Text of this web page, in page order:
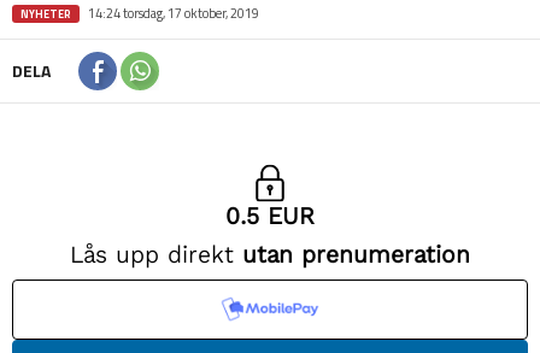
NYHETER 14:24 torsdag, 17 oktober, 2019
DELA